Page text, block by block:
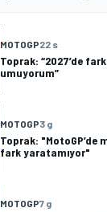
MOTOGP22 s
Toprak: “2027’de
umuyorum”
MOTOGP3 g
Toprak: "MotoGP’de
fark yaratamıyor"
MOTOGP7 g